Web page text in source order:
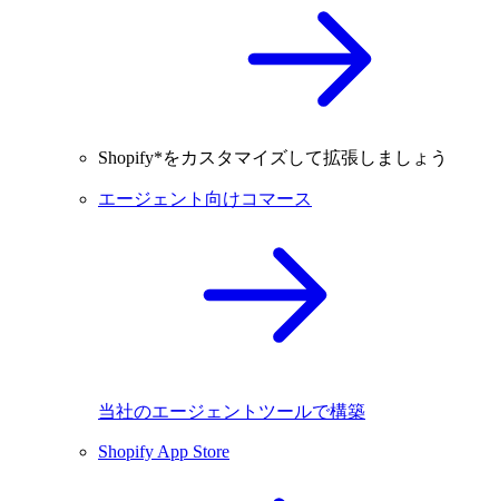
Shopify*をカスタマイズして拡張しましょう
エージェント向けコマース
当社のエージェントツールで構築
Shopify App Store